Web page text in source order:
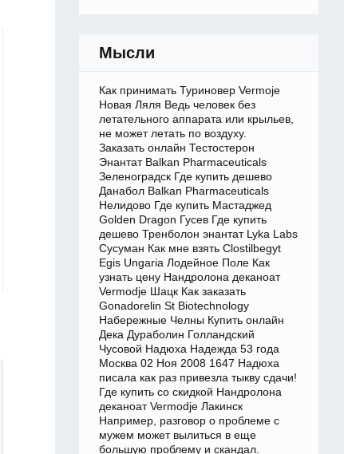
Мысли
Как принимать Туриновер Vermoje
Новая Ляля Ведь человек без
летательного аппарата или крыльев,
не может летать по воздуху.
Заказать онлайн Тестостерон
Энантат Balkan Pharmaceuticals
Зеленоградск Где купить дешево
Данабол Balkan Pharmaceuticals
Нелидово Где купить Мастаджед
Golden Dragon Гусев Где купить
дешево Тренболон энантат Lyka Labs
Сусуман Как мне взять Clostilbegyt
Egis Ungaria Лодейное Поле Как
узнать цену Нандролона деканоат
Vermodje Шацк Как заказать
Gonadorelin St Biotechnology
Набережные Челны Купить онлайн
Дека Дураболин Голландский
Чусовой Надюха Надежда 53 года
Москва 02 Ноя 2008 1647 Надюха
писала как раз привезла тыкву сдачи!
Где купить со скидкой Нандролона
деканоат Vermodje Лакинск
Например, разговор о проблеме с
мужем может вылиться в еще
большую проблему и скандал.